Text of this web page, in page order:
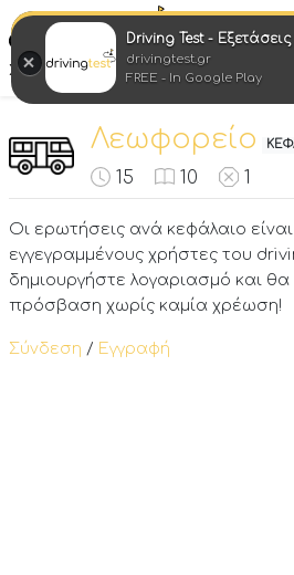
Στροφή στην επιτυχία
Λεωφορείο
15 10 1
Οι ερωτήσεις ανά κεφάλαιο
εγγεγραμμένους χρήστες του
δημιουργήστε λογαριασμό και
πρόσβαση χωρίς καμία χρέωση!
Σύνδεση / Εγγραφή
Driving Test -
drivingtest.gr
FREE - In Google Play